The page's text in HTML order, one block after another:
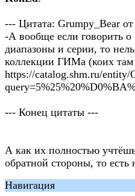
--- Цитата: Grumpy_Bear
-А вообще если говорить о
диапазоны и серии, то
коллекции ГИМа (коих
https://catalog.shm.ru/entity/
--- Конец цитаты ---
А как их полностью
обратной стороны, то
Навигация